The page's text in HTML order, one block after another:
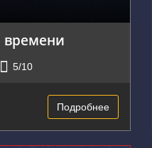
времени
5/10
Подробнее